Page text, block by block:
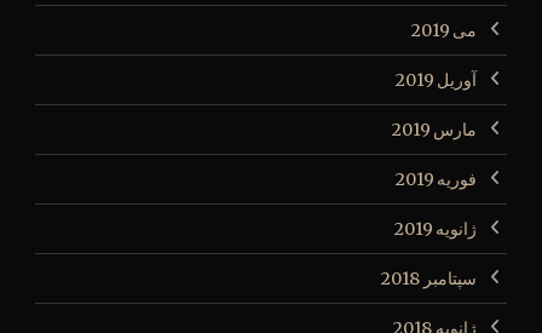
می 2019
آوریل 2019
مارس 2019
فوریه 2019
ژانویه 2019
سپتامبر 2018
ژانویه 2018